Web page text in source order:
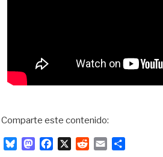
Comparte este contenido:
M
X